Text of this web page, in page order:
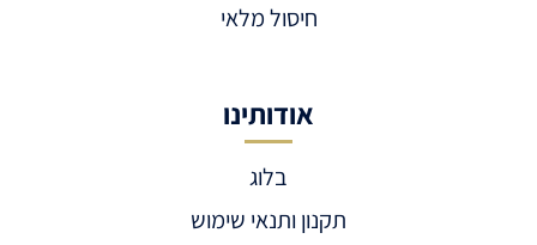
חיסול מלאי
אודותינו
בלוג
תקנון ותנאי שימוש